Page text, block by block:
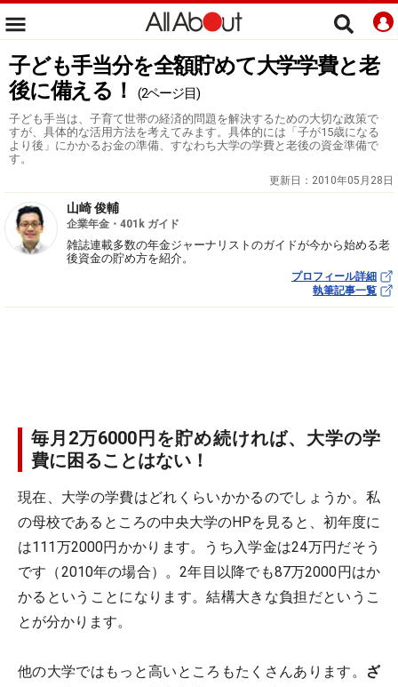
子ども手当分を全額貯めて大学学費と老
後に備える！
(2ページ目)
子ども手当は、子育て世帯の経済的問題を解決するための大切な政策で
すが、具体的な活用方法を考えてみます。具体的には「子が15歳になる
より後」にかかるお金の準備、すなわち大学の学費と老後の資金準備で
す。
更新日： 2010年05月28日
山崎 俊輔
企業年金・401k ガイド
雑誌連載多数の年金ジャーナリストのガイドが今から始める老
後資金の貯め方を紹介。
プロフィール詳細
執筆記事一覧
毎月2万6000円を貯め続ければ、大学の学
費に困ることはない！
現在、大学の学費はどれくらいかかるのでしょうか。私
の母校であるところの中央大学のHPを見ると、初年度に
は111万2000円かかります。うち入学金は24万円だそう
です（2010年の場合）。2年目以降でも87万2000円はか
かるということになります。結構大きな負担だというこ
とが分かります。
他の大学ではもっと高いところもたくさんあります。
ざ